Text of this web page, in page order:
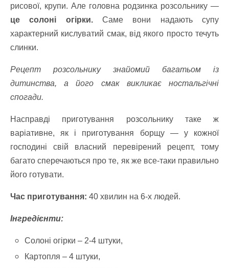
рисової, крупи. Але головна родзинка розсольнику —
це солоні огірки.Саме вони надають супу
характерний кислуватий смак, від якого просто течуть
слинки.
Рецепт розсольнику знайомий багатьом із
дитинства, а його смак викликає ностальгічні
спогади.
Насправді приготування розсольнику таке ж
варіативне, як і приготування борщу — у кожної
господині свій власний перевірений рецепт, тому
багато сперечаються про те, як же все-таки правильно
його готувати.
Час приготування: 40 хвилин на 6-х людей.
Інгредієнти:
Солоні огірки – 2-4 штуки,
Картопля – 4 штуки,